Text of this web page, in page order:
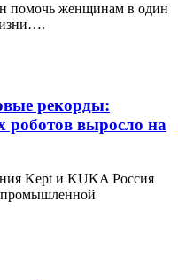
помочь женщинам в один
рекорды:
выросло на
Kept и KUKA Россия
промышленной